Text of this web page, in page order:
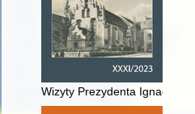
Wizyty Prezydenta Ignacego